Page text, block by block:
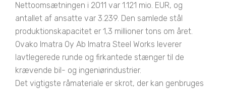
Nettoomsætningen i 2011 var 1.121 mio. EUR, og
antallet af ansatte var 3.239. Den samlede stål
produktionskapacitet er 1,3 millioner tons om året.
Ovako Imatra Oy Ab Imatra Steel Works leverer
lavtlegerede runde og firkantede stænger til de
krævende bil- og ingeniørindustrier.
Det vigtigste råmateriale er skrot, der kan genbruges